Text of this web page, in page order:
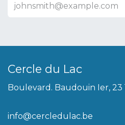
Cercle du Lac
Boulevard. Baudouin Ier, 23
info@cercledulac.be